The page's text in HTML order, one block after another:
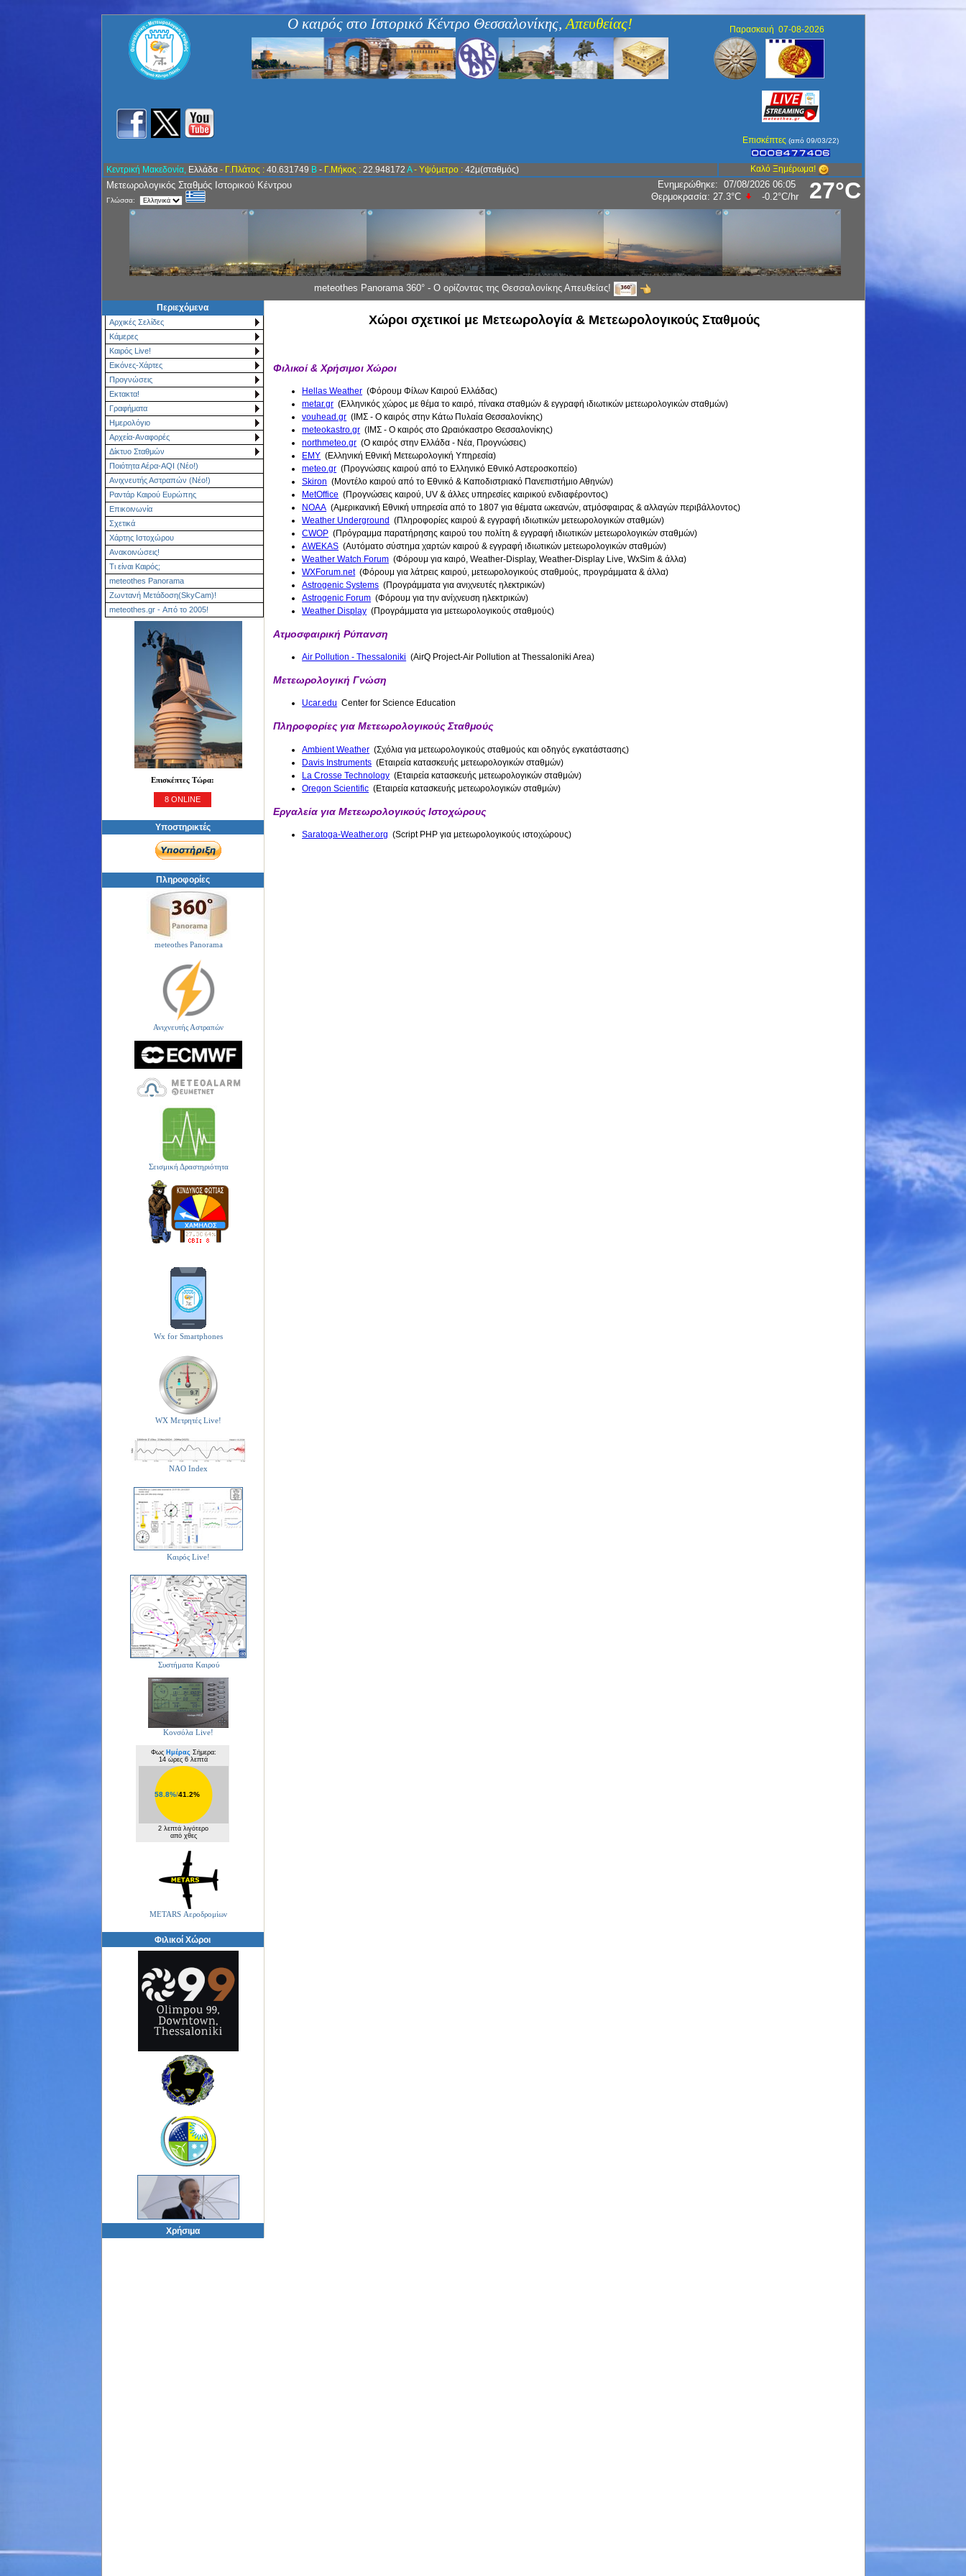
Ο καιρός στο Ιστορικό Κέντρο Θεσσαλονίκης,Απευθείας! Παρασκευή 07-08-2026
Επισκέπτες (από 09/03/22)
Κεντρική Μακεδονία, Ελλάδα - Γ.Πλάτος :40.631749 Β- Γ.Μήκος :22.948172 Α- Υψόμετρο :42μ(σταθμός) Καλό Ξημέρωμα!
27°C
Μετεωρολογικός Σταθμός Ιστορικού Κέντρου
Γλώσσα:
Ενημερώθηκε: 07/08/2026 06:05
Θερμοκρασία: 27.3°C -0.2°C/hr
meteothes Panorama 360° - Ο ορίζοντας της Θεσσαλονίκης Απευθείας!
Περιεχόμενα
Αρχικές Σελίδες
Κάμερες
Καιρός Live!
Εικόνες-Χάρτες
Προγνώσεις
Εκτακτα!
Γραφήματα
Ημερολόγιο
Αρχεία-Αναφορές
Δίκτυο Σταθμών
Ποιότητα Αέρα-AQI (Νέο!)
Ανιχνευτής Αστραπών (Νέο!)
Ραντάρ Καιρού Ευρώπης
Επικοινωνία
Σχετικά
Χάρτης Ιστοχώρου
Ανακοινώσεις!
Τι είναι Καιρός;
meteothes Panorama
Ζωντανή Μετάδοση(SkyCam)!
meteothes.gr - Από το 2005!
Επισκέπτες Τώρα:
8 ONLINE
Υποστηρικτές
Πληροφορίες
meteothes Panorama
Ανιχνευτής Αστραπών
Σεισμική Δραστηριότητα
Wx for Smartphones
WX Μετρητές Live!
NAO Index
Καιρός Live!
Συστήματα Καιρού
Κονσόλα Live!
Φως Ημέρας Σήμερα:
14 ώρες 6 λεπτά
58.8%/41.2%
2 λεπτά λιγότερο
από χθες
METARS Αεροδρομίων
Φιλικοί Χώροι
Χρήσιμα
Χώροι σχετικοί με Μετεωρολογία & Μετεωρολογικούς Σταθμούς
Φιλικοί & Χρήσιμοι Χώροι
Hellas Weather (Φόρουμ Φίλων Καιρού Ελλάδας)
metar.gr (Ελληνικός χώρος με θέμα το καιρό, πίνακα σταθμών & εγγραφή ιδιωτικών μετεωρολογικών σταθμών)
vouhead.gr (ΙΜΣ - Ο καιρός στην Κάτω Πυλαία Θεσσαλονίκης)
meteokastro.gr (ΙΜΣ - Ο καιρός στο Ωραιόκαστρο Θεσσαλονίκης)
northmeteo.gr (Ο καιρός στην Ελλάδα - Νέα, Προγνώσεις)
EMY (Ελληνική Εθνική Μετεωρολογική Υπηρεσία)
meteo.gr (Προγνώσεις καιρού από το Ελληνικό Εθνικό Αστεροσκοπείο)
Skiron (Μοντέλο καιρού από το Εθνικό & Καποδιστριακό Πανεπιστήμιο Αθηνών)
MetOffice (Προγνώσεις καιρού, UV & άλλες υπηρεσίες καιρικού ενδιαφέροντος)
NOAA (Αμερικανική Εθνική υπηρεσία από το 1807 για θέματα ωκεανών, ατμόσφαιρας & αλλαγών περιβάλλοντος)
Weather Underground (Πληροφορίες καιρού & εγγραφή ιδιωτικών μετεωρολογικών σταθμών)
CWOP (Πρόγραμμα παρατήρησης καιρού του πολίτη & εγγραφή ιδιωτικών μετεωρολογικών σταθμών)
AWEKAS (Αυτόματο σύστημα χαρτών καιρού & εγγραφή ιδιωτικών μετεωρολογικών σταθμών)
Weather Watch Forum (Φόρουμ για καιρό, Weather-Display, Weather-Display Live, WxSim & άλλα)
WXForum.net(Φόρουμ για λάτρεις καιρού, μετεωρολογικούς σταθμούς, προγράμματα & άλλα)
Astrogenic Systems (Προγράμματα για ανιχνευτές ηλεκτρικών)
Astrogenic Forum (Φόρουμ για την ανίχνευση ηλεκτρικών)
Weather Display (Προγράμματα για μετεωρολογικούς σταθμούς)
Ατμοσφαιρική Ρύπανση
Air Pollution - Thessaloniki (AirQ Project-Air Pollution at Thessaloniki Area)
Μετεωρολογική Γνώση
Ucar.edu Center for Science Education
Πληροφορίες για Μετεωρολογικούς Σταθμούς
Ambient Weather (Σχόλια για μετεωρολογικούς σταθμούς και οδηγός εγκατάστασης)
Davis Instruments (Εταιρεία κατασκευής μετεωρολογικών σταθμών)
La Crosse Technology (Εταιρεία κατασκευής μετεωρολογικών σταθμών)
Oregon Scientific (Εταιρεία κατασκευής μετεωρολογικών σταθμών)
Εργαλεία για Μετεωρολογικούς Ιστοχώρους
Saratoga-Weather.org (Script ΡΗΡ για μετεωρολογικούς ιστοχώρους)